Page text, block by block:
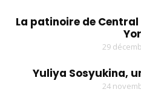
La patinoire de
29
Yuliya Sosyukina,
24